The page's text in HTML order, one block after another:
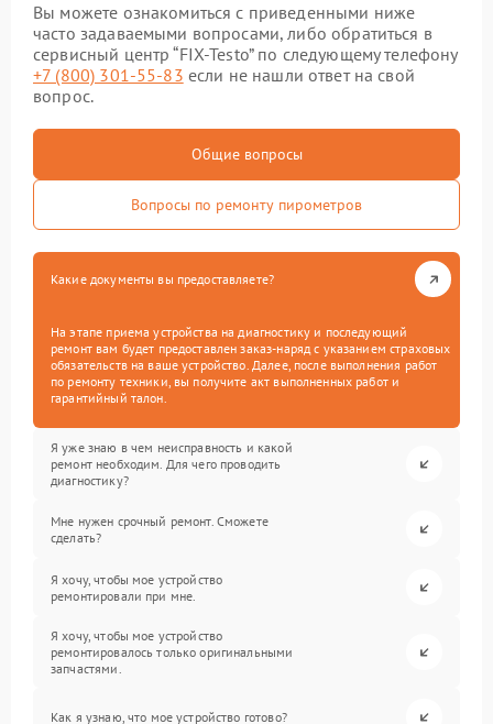
Вы можете ознакомиться с приведенными ниже
часто задаваемыми вопросами, либо обратиться в
сервисный центр “FIX-Testo” по следующему телефону
+7 (800) 301-55-83 если не нашли ответ на свой
вопрос.
Общие вопросы
Вопросы по ремонту пирометров
Какие документы вы предоставляете?
На этапе приема устройства на диагностику и последующий
ремонт вам будет предоставлен заказ-наряд с указанием страховых
обязательств на ваше устройство. Далее, после выполнения работ
по ремонту техники, вы получите акт выполненных работ и
гарантийный талон.
Я уже знаю в чем неисправность и какой
ремонт необходим. Для чего проводить
диагностику?
Мне нужен срочный ремонт. Сможете
сделать?
Я хочу, чтобы мое устройство
ремонтировали при мне.
Я хочу, чтобы мое устройство
ремонтировалось только оригинальными
запчастями.
Как я узнаю, что мое устройство готово?